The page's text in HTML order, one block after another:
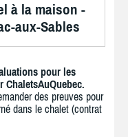
à la maison -
aux-Sables
pour les
ChaletsAuQuebec.
des preuves pour
dans le chalet (contrat